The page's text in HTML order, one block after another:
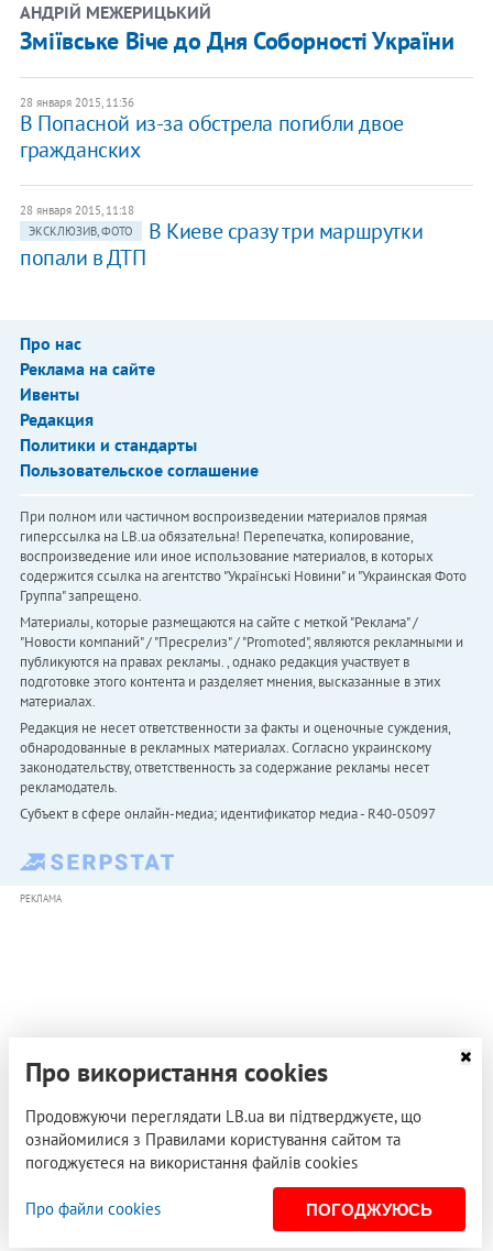
АНДРІЙ МЕЖЕРИЦЬКИЙ
Зміївське Віче до Дня Соборності України
28 января 2015, 11:36
В Попасной из-за обстрела погибли двое
гражданских
28 января 2015, 11:18
ЭКСКЛЮЗИВ, ФОТО
В Киеве сразу три маршрутки
попали в ДТП
Про нас
Реклама на сайте
Ивенты
Редакция
Политики и стандарты
Пользовательское соглашение
При полном или частичном воспроизведении материалов прямая
гиперссылка на LB.ua обязательна! Перепечатка, копирование,
воспроизведение или иное использование материалов, в которых
содержится ссылка на агентство "Українськi Новини" и "Украинская Фото
Группа" запрещено.
Материалы, которые размещаются на сайте с меткой "Реклама" /
"Новости компаний" / "Пресрелиз" / "Promoted", являются рекламными и
публикуются на правах рекламы. , однако редакция участвует в
подготовке этого контента и разделяет мнения, высказанные в этих
материалах.
Редакция не несет ответственности за факты и оценочные суждения,
обнародованные в рекламных материалах. Согласно украинскому
законодательству, ответственность за содержание рекламы несет
рекламодатель.
Субъект в сфере онлайн-медиа; идентификатор медиа - R40-05097
РЕКЛАМА
Про використання cookies
Продовжуючи переглядати LB.ua ви підтверджуєте, що
ознайомилися з Правилами користування сайтом та
погоджуєтеся на використання файлів cookies
Про файли cookies ПОГОДЖУЮСЬ